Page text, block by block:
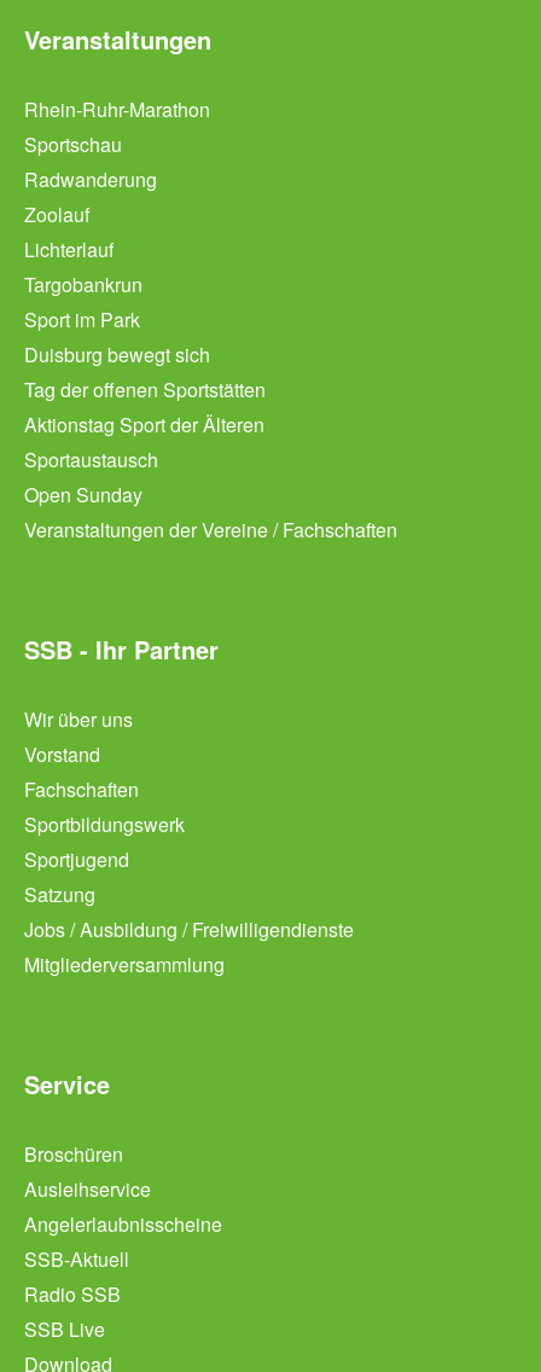
Veranstaltungen
Rhein-Ruhr-Marathon
Sportschau
Radwanderung
Zoolauf
Lichterlauf
Targobankrun
Sport im Park
Duisburg bewegt sich
Tag der offenen Sportstätten
Aktionstag Sport der Älteren
Sportaustausch
Open Sunday
Veranstaltungen der Vereine / Fachschaften
SSB - Ihr Partner
Wir über uns
Vorstand
Fachschaften
Sportbildungswerk
Sportjugend
Satzung
Jobs / Ausbildung / Freiwilligendienste
Mitgliederversammlung
Service
Broschüren
Ausleihservice
Angelerlaubnisscheine
SSB-Aktuell
Radio SSB
SSB Live
Download